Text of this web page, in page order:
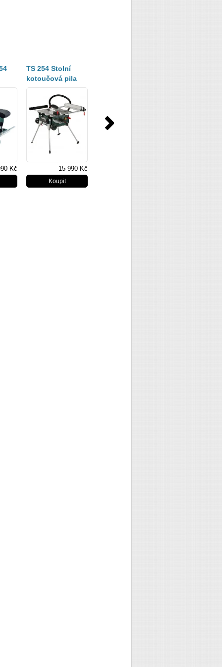
Kč
TS 254 Stolní
kotoučová pila
15 990 Kč